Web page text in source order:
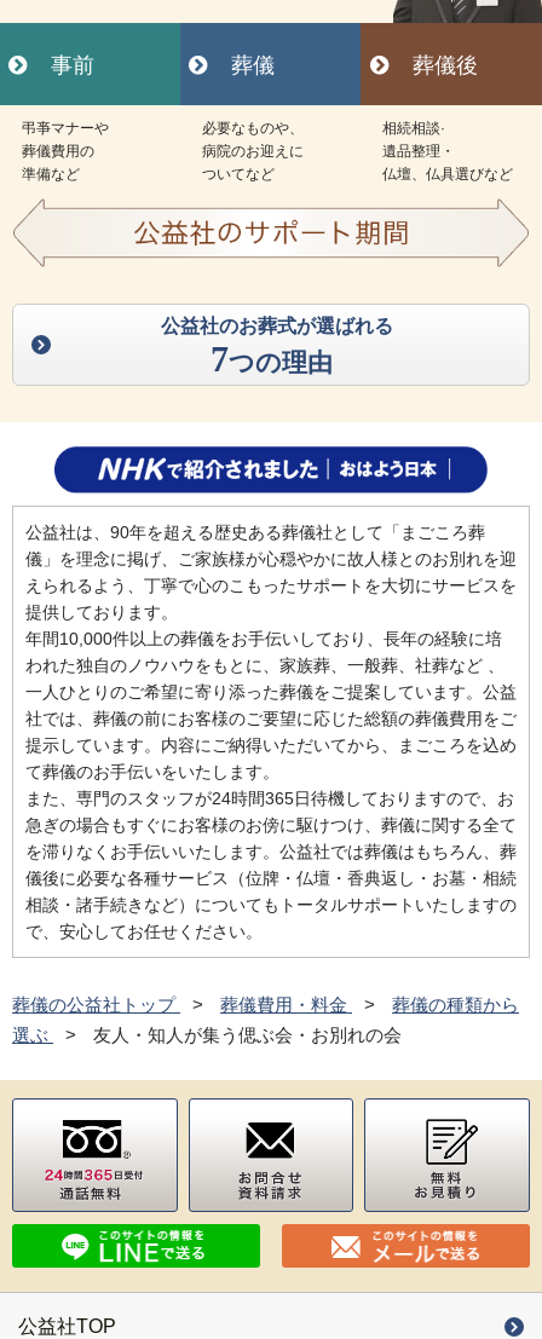
事前 葬儀 葬儀後
弔亊マナーや
葬儀費用の
準備など
必要なものや、
病院のお迎えに
ついてなど
相続相談·
遺品整理・
仏壇、仏具選びなど
公益社のお葬式が選ばれる
7つの理由
公益社は、90年を超える歴史ある葬儀社として「まごころ葬
儀」を理念に掲げ、ご家族様が心穏やかに故人様とのお別れを迎
えられるよう、丁寧で心のこもったサポートを大切にサービスを
提供しております。
年間10,000件以上の葬儀をお手伝いしており、長年の経験に培
われた独自のノウハウをもとに、家族葬、一般葬、社葬など 、
一人ひとりのご希望に寄り添った葬儀をご提案しています。公益
社では、葬儀の前にお客様のご要望に応じた総額の葬儀費用をご
提示しています。内容にご納得いただいてから、まごころを込め
て葬儀のお手伝いをいたします。
また、専門のスタッフが24時間365日待機しておりますので、お
急ぎの場合もすぐにお客様のお傍に駆けつけ、葬儀に関する全て
を滞りなくお手伝いいたします。公益社では葬儀はもちろん、葬
儀後に必要な各種サービス（位牌・仏壇・香典返し・お墓・相続
相談・諸手続きなど）についてもトータルサポートいたしますの
で、安心してお任せください。
葬儀の公益社トップ 葬儀費用・料金
葬儀の種類から
選ぶ
友人・知人が集う偲ぶ会・お別れの会
公益社TOP